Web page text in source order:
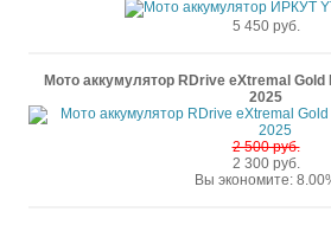
5 450 руб.
Мото аккумулятор RDrive eXtremal Gold
2025
2 500 руб.
2 300 руб.
Вы экономите: